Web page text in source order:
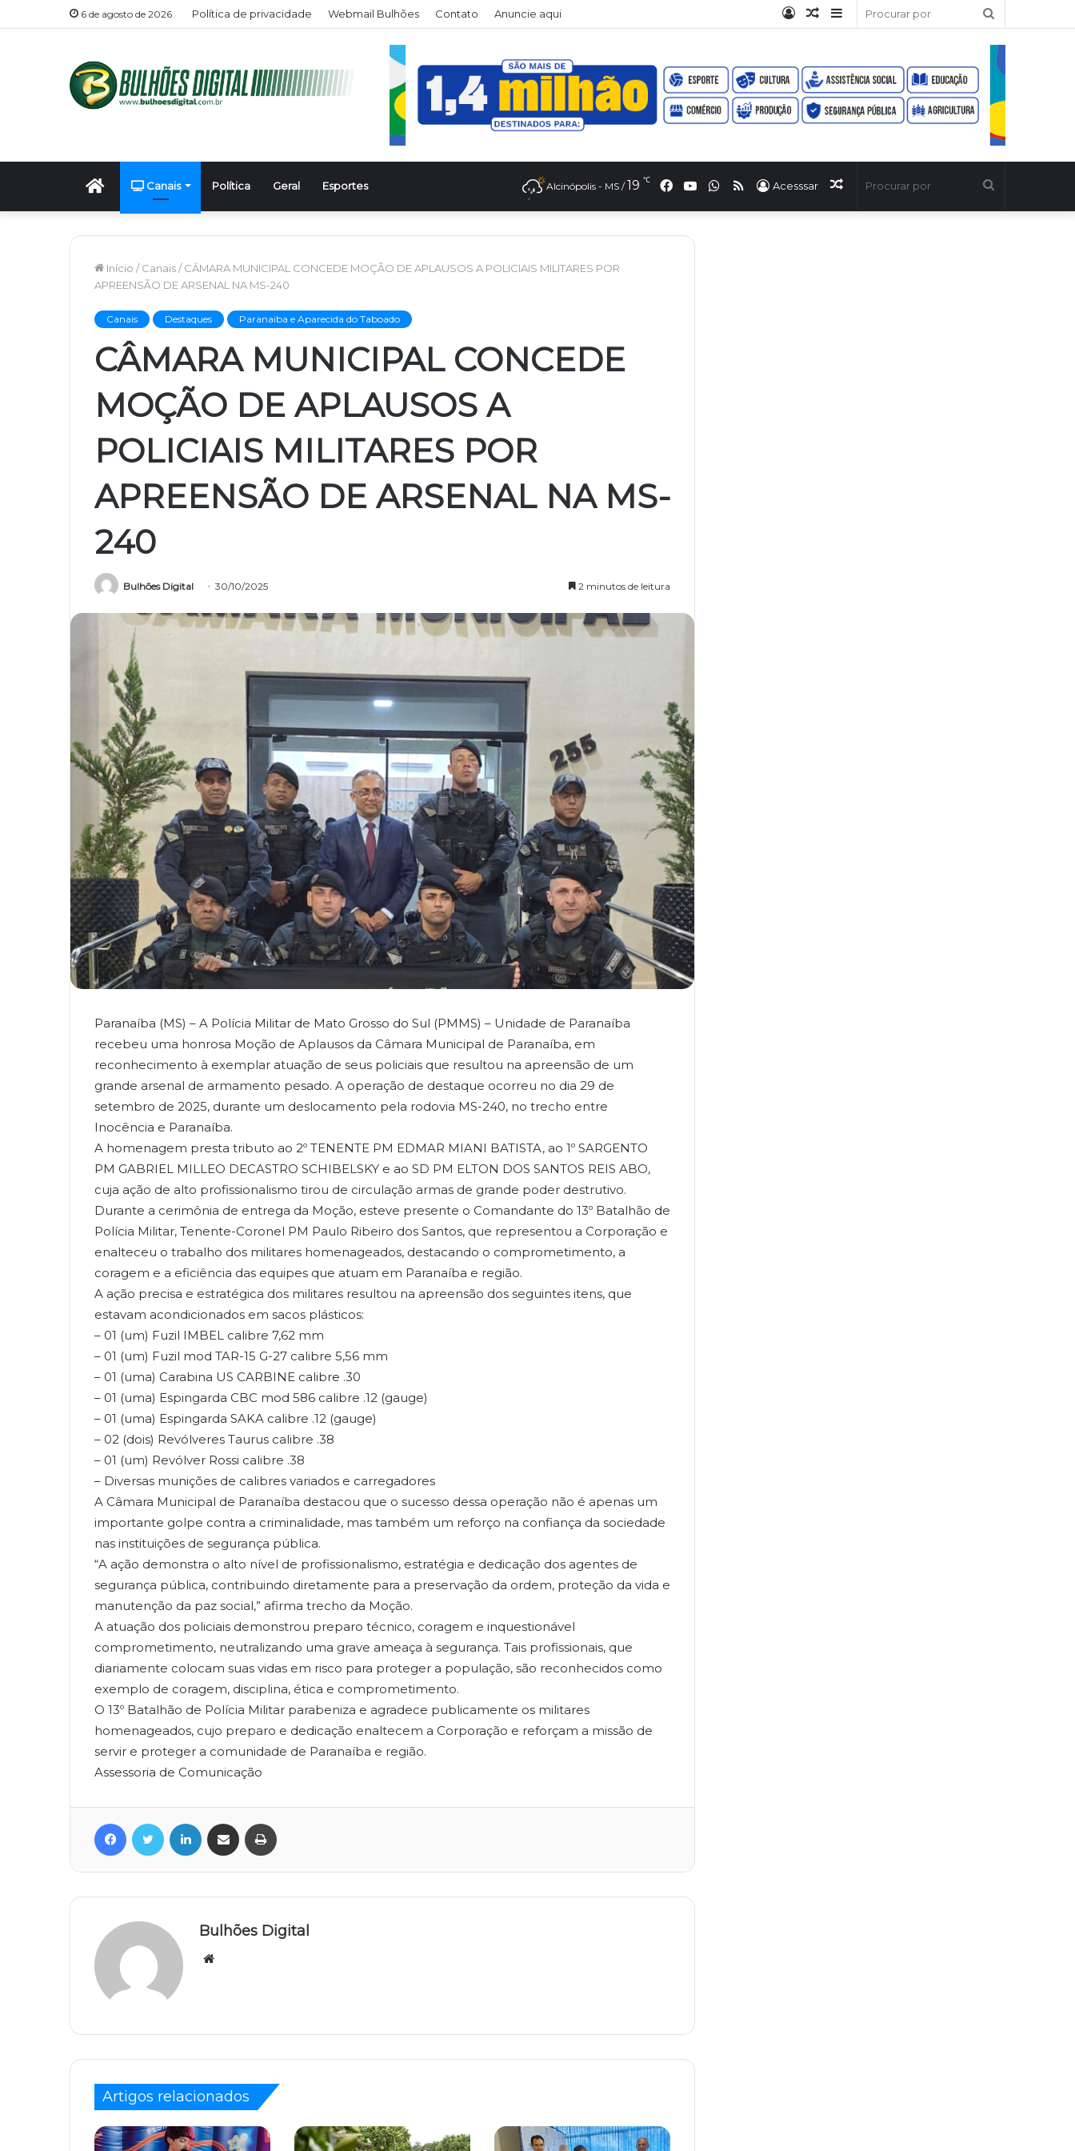
6 de agosto de 2026 Política de privacidade Webmail Bulhões Contato Anuncie aqui
por
Barra
Artigo
Entrar
Início Canais Política Geral Esportes Artigo
Acesssar
RSS
WhatsApp
YouTube
Facebook
Alcinópolis - MS / 19 ℃
Início / Canais/ CÂMARA MUNICIPAL CONCEDE MOÇÃO DE APLAUSOS A POLICIAIS MILITARES POR
APREENSÃO DE ARSENAL NA MS-240
Canais Destaques Paranaiba e Aparecida do Taboado
CÂMARA MUNICIPAL CONCEDE
MOÇÃO DE APLAUSOS A
POLICIAIS MILITARES POR
APREENSÃO DE ARSENAL NA MS-
240
Bulhões Digital 30/10/2025 2 minutos de leitura
Paranaíba (MS) – A Polícia Militar de Mato Grosso do Sul (PMMS) – Unidade de Paranaíba
recebeu uma honrosa Moção de Aplausos da Câmara Municipal de Paranaíba, em
reconhecimento à exemplar atuação de seus policiais que resultou na apreensão de um
grande arsenal de armamento pesado. A operação de destaque ocorreu no dia 29 de
setembro de 2025, durante um deslocamento pela rodovia MS-240, no trecho entre
Inocência e Paranaíba.
A homenagem presta tributo ao 2º TENENTE PM EDMAR MIANI BATISTA, ao 1º SARGENTO
PM GABRIEL MILLEO DECASTRO SCHIBELSKY e ao SD PM ELTON DOS SANTOS REIS ABO,
cuja ação de alto profissionalismo tirou de circulação armas de grande poder destrutivo.
Durante a cerimônia de entrega da Moção, esteve presente o Comandante do 13º Batalhão de
Polícia Militar, Tenente-Coronel PM Paulo Ribeiro dos Santos, que representou a Corporação e
enalteceu o trabalho dos militares homenageados, destacando o comprometimento, a
coragem e a eficiência das equipes que atuam em Paranaíba e região.
A ação precisa e estratégica dos militares resultou na apreensão dos seguintes itens, que
estavam acondicionados em sacos plásticos:
– 01 (um) Fuzil IMBEL calibre 7,62 mm
– 01 (um) Fuzil mod TAR-15 G-27 calibre 5,56 mm
– 01 (uma) Carabina US CARBINE calibre .30
– 01 (uma) Espingarda CBC mod 586 calibre .12 (gauge)
– 01 (uma) Espingarda SAKA calibre .12 (gauge)
– 02 (dois) Revólveres Taurus calibre .38
– 01 (um) Revólver Rossi calibre .38
– Diversas munições de calibres variados e carregadores
A Câmara Municipal de Paranaíba destacou que o sucesso dessa operação não é apenas um
importante golpe contra a criminalidade, mas também um reforço na confiança da sociedade
nas instituições de segurança pública.
“A ação demonstra o alto nível de profissionalismo, estratégia e dedicação dos agentes de
segurança pública, contribuindo diretamente para a preservação da ordem, proteção da vida e
manutenção da paz social,” afirma trecho da Moção.
A atuação dos policiais demonstrou preparo técnico, coragem e inquestionável
comprometimento, neutralizando uma grave ameaça à segurança. Tais profissionais, que
diariamente colocam suas vidas em risco para proteger a população, são reconhecidos como
exemplo de coragem, disciplina, ética e comprometimento.
O 13º Batalhão de Polícia Militar parabeniza e agradece publicamente os militares
homenageados, cujo preparo e dedicação enaltecem a Corporação e reforçam a missão de
servir e proteger a comunidade de Paranaíba e região.
Assessoria de Comunicação
FacebookTwitter Linkedin Compartilhar via e-mail
Bulhões Digital
Website
Artigos relacionados